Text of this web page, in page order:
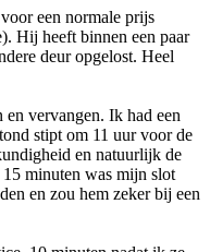
een normale prijs
Hij heeft binnen een paar
deur opgelost. Heel
vervangen. Ik had een
stipt om 11 uur voor de
en natuurlijk de
minuten was mijn slot
en zou hem zeker bij een